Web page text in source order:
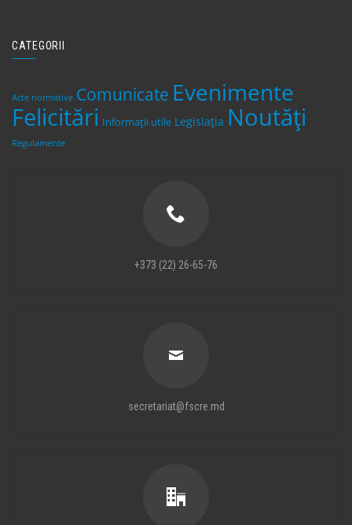
CATEGORII
Acte normative Comunicate Evenimente
Felicitări Informații utile Legislaţia Noutăți
Regulamente
+373 (22) 26-65-76
secretariat@fscre.md